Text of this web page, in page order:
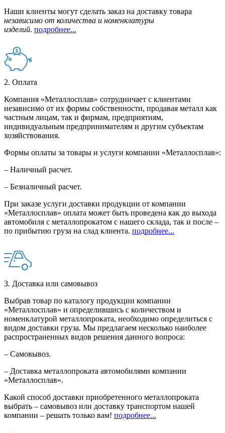
Наши клиенты могут сделать заказ на доставку товара
независимо от количества и номенклатуры
изделий. подробнее...
2. Оплата
Компания «Металлосплав» сотрудничает с клиентами
независимо от их формы собственности, продавая металл как
частным лицам, так и фирмам, предприятиям,
индивидуальным предпринимателям и другим субъектам
хозяйствования.
Формы оплаты за товары и услуги компании «Металлосплав»:
– Наличный расчет.
– Безналичный расчет.
При заказе услуги доставки продукции от компании
«Металлосплав» оплата может быть проведена как до выхода
автомобиля с металлопрокатом с нашего склада, так и после –
по прибытию груза на слад клиента. подробнее...
3. Доставка или самовывоз
Выбрав товар по каталогу продукции компании
«Металлосплав» и определившись с количеством и
номенклатурой металлопроката, необходимо определиться с
видом доставки груза. Мы предлагаем несколько наиболее
распространенных видов решения данного вопроса:
– Самовывоз.
– Доставка металлопроката автомобилями компании
«Металлосплав».
Какой способ доставки приобретенного металлопроката
выбрать – самовывоз или доставку транспортом нашей
компании – решать только вам! подробнее...